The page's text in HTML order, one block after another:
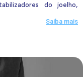
do joelho,
Saiba mais